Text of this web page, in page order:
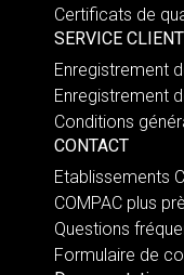
Certificats de
SERVICE CLIENT
Enregistrement
Enregistrement
Conditions
CONTACT
Etablissements
COMPAC plus
Questions
Formulaire de